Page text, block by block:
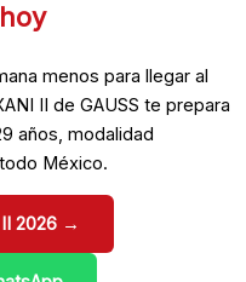
menos para llegar al
II de GAUSS te prepara
años, modalidad
México.
2026 →